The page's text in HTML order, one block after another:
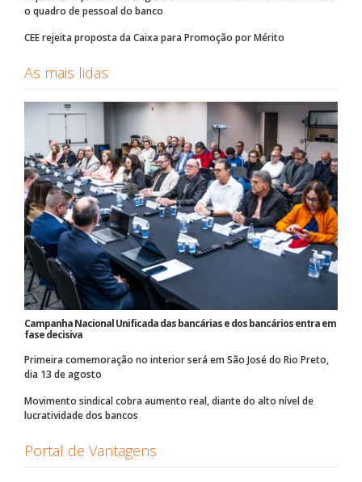
o quadro de pessoal do banco
CEE rejeita proposta da Caixa para Promoção por Mérito
As mais lidas
Campanha Nacional Unificada das bancárias e dos bancários entra em
fase decisiva
Primeira comemoração no interior será em São José do Rio Preto,
dia 13 de agosto
Movimento sindical cobra aumento real, diante do alto nível de
lucratividade dos bancos
Portal de Vantagens